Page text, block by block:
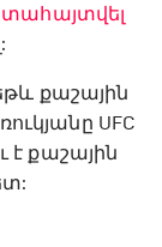
քաշային
UFC
է քաշային